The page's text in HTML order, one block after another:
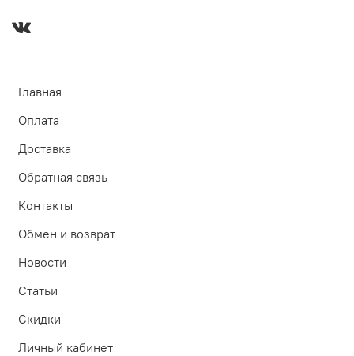
Главная
Оплата
Доставка
Обратная связь
Контакты
Обмен и возврат
Новости
Статьи
Скидки
Личный кабинет